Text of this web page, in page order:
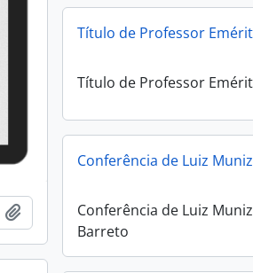
Add to clipboard
Título de Professor
Título de Professor
Conferência de Luiz
Conferência de Luiz Muniz
Barreto